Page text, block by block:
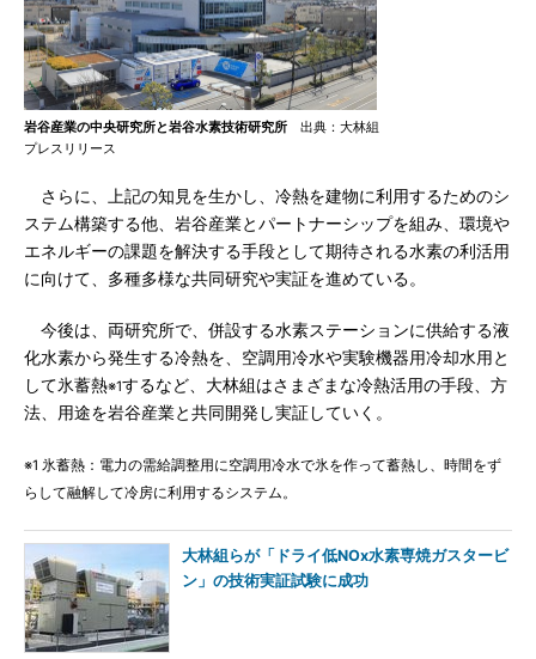
岩谷産業の中央研究所と岩谷水素技術研究所 出典：大林組
プレスリリース
さらに、上記の知見を生かし、冷熱を建物に利用するためのシ
ステム構築する他、岩谷産業とパートナーシップを組み、環境や
エネルギーの課題を解決する手段として期待される水素の利活用
に向けて、多種多様な共同研究や実証を進めている。
今後は、両研究所で、併設する水素ステーションに供給する液
化水素から発生する冷熱を、空調用冷水や実験機器用冷却水用と
して氷蓄熱※1するなど、大林組はさまざまな冷熱活用の手段、方
法、用途を岩谷産業と共同開発し実証していく。
※1 氷蓄熱：電力の需給調整用に空調用冷水で氷を作って蓄熱し、時間をず
らして融解して冷房に利用するシステム。
大林組らが「ドライ低NOx水素専焼ガスタービ
ン」の技術実証試験に成功